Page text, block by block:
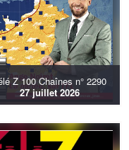
Z 100 Chaînes n° 2290
27 juillet 2026